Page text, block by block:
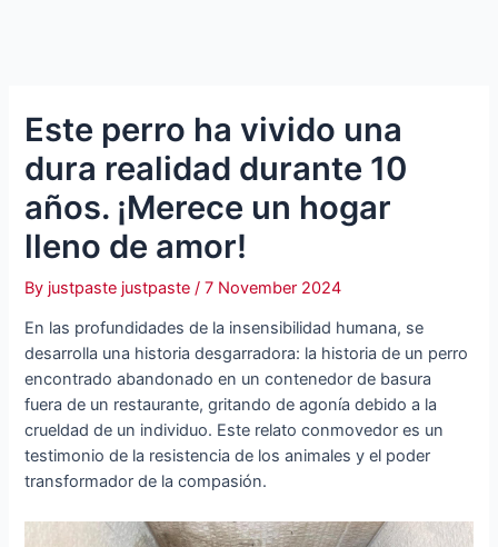
Este perro ha vivido una
dura realidad durante 10
años. ¡Merece un hogar
lleno de amor!
By justpaste justpaste/7 November 2024
En las profundidades de la insensibilidad humana, se
desarrolla una historia desgarradora: la historia de un perro
encontrado abandonado en un contenedor de basura
fuera de un restaurante, gritando de agonía debido a la
crueldad de un individuo. Este relato conmovedor es un
testimonio de la resistencia de los animales y el poder
transformador de la compasión.